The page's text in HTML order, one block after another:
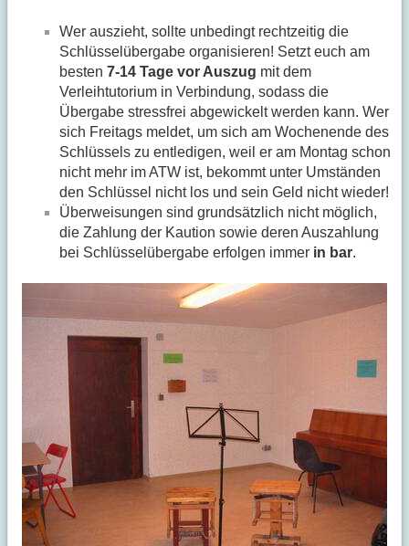
Wer auszieht, sollte unbedingt rechtzeitig die
Schlüsselübergabe organisieren! Setzt euch am
besten 7-14 Tage vor Auszug mit dem
Verleihtutorium in Verbindung, sodass die
Übergabe stressfrei abgewickelt werden kann. Wer
sich Freitags meldet, um sich am Wochenende des
Schlüssels zu entledigen, weil er am Montag schon
nicht mehr im ATW ist, bekommt unter Umständen
den Schlüssel nicht los und sein Geld nicht wieder!
Überweisungen sind grundsätzlich nicht möglich,
die Zahlung der Kaution sowie deren Auszahlung
bei Schlüsselübergabe erfolgen immer in bar.